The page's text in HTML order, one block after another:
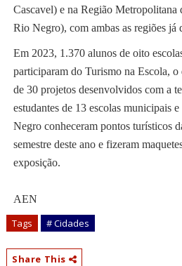
Cascavel) e na Região
Rio Negro), com ambas as regiões já
Em 2023, 1.370 alunos de oito
participaram do Turismo na Escola, o
de 30 projetos desenvolvidos com a
estudantes de 13 escolas municipais
Negro conheceram pontos turísticos
semestre deste ano e fizeram
exposição.
AEN
Tags # Cidades
Share This